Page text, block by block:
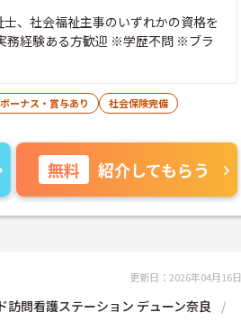
、社会福祉主事のいずれかの資格を
方歓迎 ※学歴不問 ※ブラ
ボーナス・賞与あり
社会保険完備
無料 紹介してもらう
更新日：2026年04月16日
訪問看護ステーション デューン奈良